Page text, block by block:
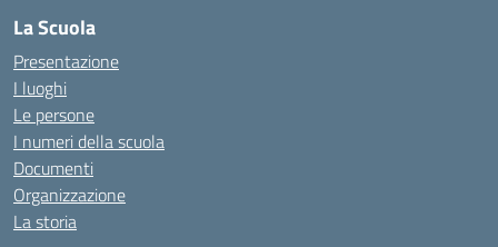
La Scuola
Presentazione
I luoghi
Le persone
I numeri della scuola
Documenti
Organizzazione
La storia